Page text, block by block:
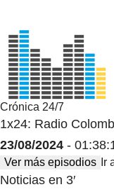
Crónica 24/7
1x24: Radio
23/08/2024 -
Ver más episodios Ir
Noticias en 3′